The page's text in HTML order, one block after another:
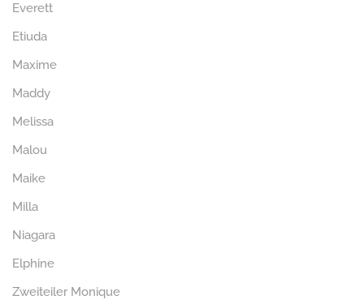
Everett
Etiuda
Maxime
Maddy
Melissa
Malou
Maike
Milla
Niagara
Elphine
Zweiteiler Monique